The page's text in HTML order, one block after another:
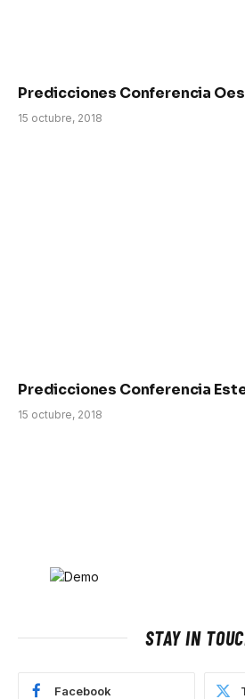
Predicciones Conferencia
15 octubre, 2018
Predicciones Conferencia
15 octubre, 2018
STAY IN
Facebook